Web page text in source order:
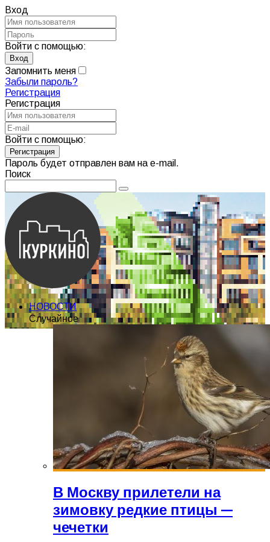
Вход
Войти с помощью:
Запомнить меня
Забыли пароль?
Регистрация
Регистрация
Войти с помощью:
Пароль будет отправлен вам на e-mail.
Поиск
НОВОСТИ
Случайное
В Москву прилетели на
зимовку редкие птицы —
чечетки